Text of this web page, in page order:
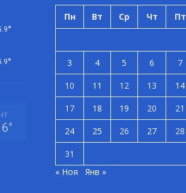
°
°
ЧТ
°
Пн Вт Ср Чт Пт
3
4 5 6 7
10
11 12 13 14
17
18 19 20 21
24
25 26 27 28
31
« Ноя
Янв »